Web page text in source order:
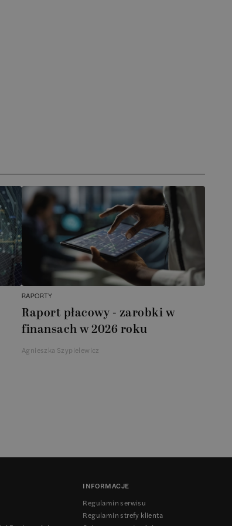
RAPORTY
Raport płacowy - zarobki w
finansach w 2026 roku
Agnieszka Szypielewicz
INFORMACJE
Regulamin serwisu
Regulamin strefy klienta